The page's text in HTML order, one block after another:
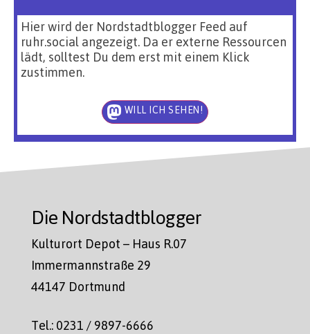
Hier wird der Nordstadtblogger Feed auf
ruhr.social angezeigt. Da er externe Ressourcen
lädt, solltest Du dem erst mit einem Klick
zustimmen.
WILL ICH SEHEN!
Die Nordstadtblogger
Kulturort Depot – Haus R.07
Immermannstraße 29
44147 Dortmund
Tel.: 0231 / 9897-6666